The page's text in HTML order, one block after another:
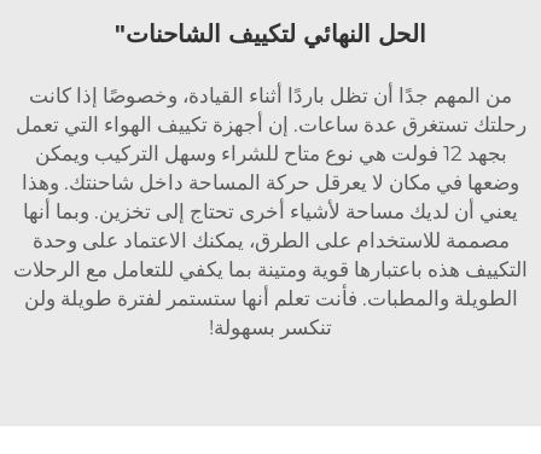
الحل النهائي لتكييف الشاحنات"
من المهم جدًا أن تظل باردًا أثناء القيادة، وخصوصًا إذا كانت
رحلتك تستغرق عدة ساعات. إن أجهزة تكييف الهواء التي تعمل
بجهد 12 فولت هي نوع متاح للشراء وسهل التركيب ويمكن
وضعها في مكان لا يعرقل حركة المساحة داخل شاحنتك. وهذا
يعني أن لديك مساحة لأشياء أخرى تحتاج إلى تخزين. وبما أنها
مصممة للاستخدام على الطرق، يمكنك الاعتماد على وحدة
التكييف هذه باعتبارها قوية ومتينة بما يكفي للتعامل مع الرحلات
الطويلة والمطبات. فأنت تعلم أنها ستستمر لفترة طويلة ولن
تنكسر بسهولة!